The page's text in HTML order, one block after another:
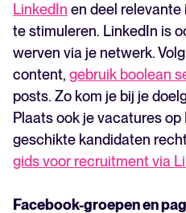
LinkedIn en deel relevante
te stimuleren. LinkedIn is
werven via je netwerk.
content, gebruik boolean
posts. Zo kom je bij je
Plaats ook je vacatures
geschikte kandidaten
gids voor recruitment via
Facebook-groepen en